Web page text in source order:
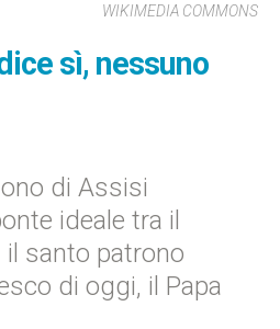
WIKIMEDIA COMMONS
sì, nessuno
di Assisi
ideale tra il
il santo patrono
di oggi, il Papa